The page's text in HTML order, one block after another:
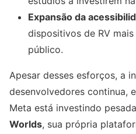
Expansão da
dispositivos de RV
público.
Apesar desses esforços, a
desenvolvedores continua,
Meta está investindo
Worlds, sua própria